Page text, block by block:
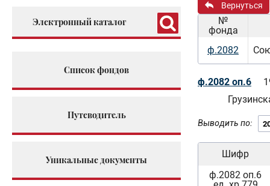
Электронный каталог
Список фондов
Путеводитель
Уникальные документы
Вернуться
№
фонда
ф.2082
ф.2082 оп.6
Выводить по:
Шифр
ф.2082 оп.6